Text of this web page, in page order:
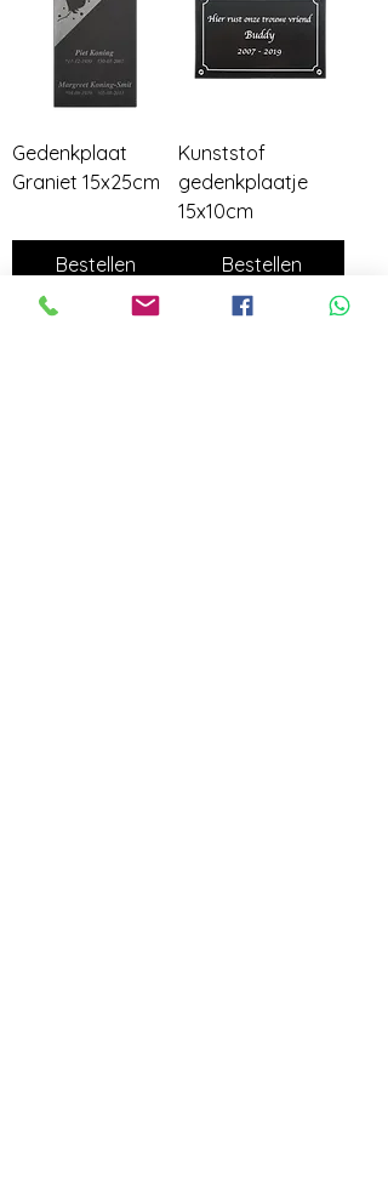
Gedenkplaat
Graniet 15x25cm
Bestellen
Kunststof
gedenkplaatje
15x10cm
Bestellen